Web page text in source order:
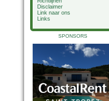
Disclaimer
Link naar ons
Links
SPONSORS